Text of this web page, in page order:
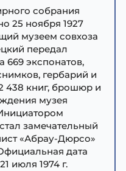
собрания
25 ноября 1927
музеем совхоза
передал
669 экспонатов,
гербарий и
438 книг, брошюр и
музея
замечательный
«Абрау-Дюрсо»
дата
июля 1974 г.